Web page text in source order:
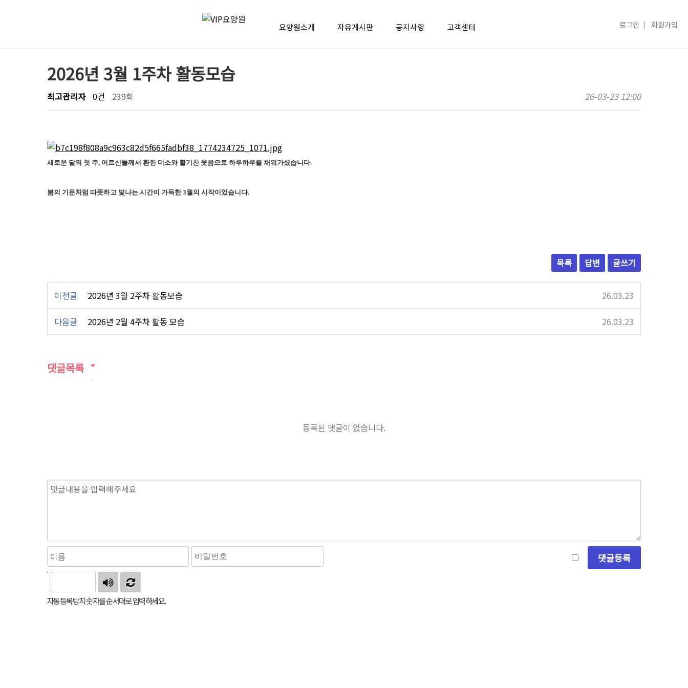
회원가입
로그인
요양원소개 자유게시판 공지사항 고객센터
2026년 3월 1주차 활동모습
최고관리자 0건 239회 26-03-23 12:00
새로운 달의 첫 주, 어르신들께서 환한 미소와 활기찬 웃음으로 하루하루를 채워가셨습니다.
봄의 기운처럼 따뜻하고 빛나는 시간이 가득한 3월의 시작이었습니다.
목록 답변 글쓰기
이전글 2026년 3월 2주차 활동모습 26.03.23
다음글 2026년 2월 4주차 활동 모습 26.03.23
댓글목록
등록된 댓글이 없습니다.
자동등록방지 숫자를 순서대로 입력하세요.